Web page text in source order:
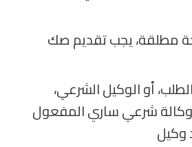
مطلقة، يجب تقديم صك
أو الوكيل الشرعي،
شرعي ساري المفعول
وكيل